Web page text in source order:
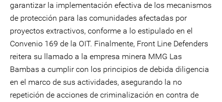
garantizar la implementación efectiva de los mecanismos
de protección para las comunidades afectadas por
proyectos extractivos, conforme a lo estipulado en el
Convenio 169 de la OIT. Finalmente, Front Line Defenders
reitera su llamado a la empresa minera MMG Las
Bambas a cumplir con los principios de debida diligencia
en el marco de sus actividades, asegurando la no
repetición de acciones de criminalización en contra de